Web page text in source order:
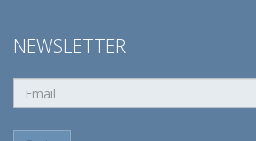
NEWSLETTER